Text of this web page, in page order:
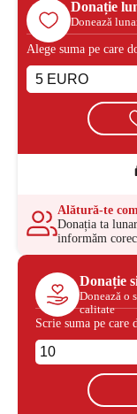
Donație
Donează
Alege suma pe care
Alătură-te
Donația ta
informăm
Donație
Donează o
calitate
Scrie suma pe care